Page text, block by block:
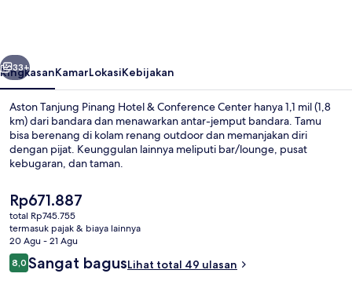
Conference
Center
Berikutnya
33+
RingkasanKamarLokasiKebijakan
Aston Tanjung Pinang Hotel & Conference Center hanya 1,1 mil (1,8
km) dari bandara dan menawarkan antar-jemput bandara. Tamu
bisa berenang di kolam renang outdoor dan memanjakan diri
dengan pijat. Keunggulan lainnya meliputi bar/lounge, pusat
kebugaran, dan taman.
Harga
saat
ini
Rp671.887
Rp671.887
total Rp745.755
termasuk pajak & biaya lainnya
20 Agu - 21 Agu
Ulasan
8,08,0 dari 10
Sangat bagusLihat total 49 ulasan